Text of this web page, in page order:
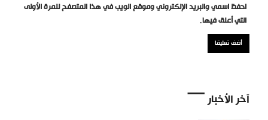
احفظ اسمي والبريد الإلكتروني وموقع الويب في هذا المتصفح للمرة الأولى
التي أعلق فيها.
آخر الأخبار